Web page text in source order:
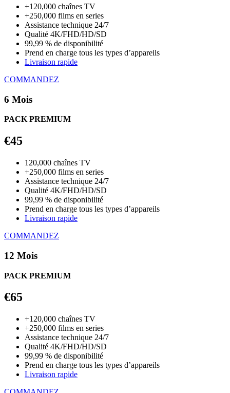
+120,000 chaînes TV
+250,000 films en series
Assistance technique 24/7
Qualité 4K/FHD/HD/SD
99,99 % de disponibilité
Prend en charge tous les types d’appareils
Livraison rapide
COMMANDEZ
6 Mois
PACK PREMIUM
€45
120,000 chaînes TV
+250,000 films en series
Assistance technique 24/7
Qualité 4K/FHD/HD/SD
99,99 % de disponibilité
Prend en charge tous les types d’appareils
Livraison rapide
COMMANDEZ
12 Mois
PACK PREMIUM
€65
+120,000 chaînes TV
+250,000 films en series
Assistance technique 24/7
Qualité 4K/FHD/HD/SD
99,99 % de disponibilité
Prend en charge tous les types d’appareils
Livraison rapide